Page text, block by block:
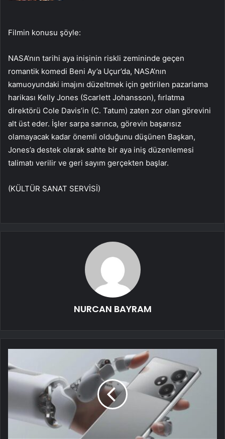
Filmin konusu şöyle:
NASA’nın tarihi aya inişinin riskli zemininde geçen
romantik komedi Beni Ay’a Uçur’da, NASA’nın
kamuoyundaki imajını düzeltmek için getirilen pazarlama
harikası Kelly Jones (Scarlett Johansson), fırlatma
direktörü Cole Davis’in (C. Tatum) zaten zor olan görevini
alt üst eder. İşler sarpa sarınca, görevin başarısız
olamayacak kadar önemli olduğunu düşünen Başkan,
Jones’a destek olarak sahte bir aya iniş düzenlemesi
talimatı verilir ve geri sayım gerçekten başlar.
(KÜLTÜR SANAT SERVİSİ)
NURCAN BAYRAM